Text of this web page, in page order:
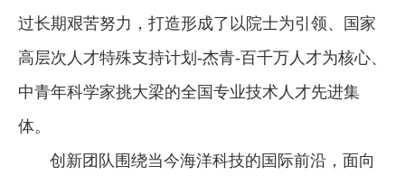
过长期艰苦努力，打造形成了以院士为引领、国家
高层次人才特殊支持计划-杰青-百千万人才为核心、
中青年科学家挑大梁的全国专业技术人才先进集
体。
创新团队围绕当今海洋科技的国际前沿，面向